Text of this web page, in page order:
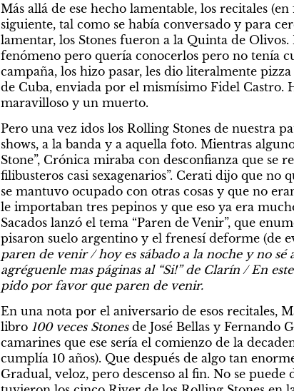
Más allá de ese hecho lamentable, los recitales
siguiente, tal como se había conversado y para
lamentar, los Stones fueron a la Quinta de
fenómeno pero quería conocerlos pero no tenía
campaña, los hizo pasar, les dio literalmente
de Cuba, enviada por el mismísimo Fidel Castro.
maravilloso y un muerto.
Pero una vez idos los Rolling Stones de nuestra
shows, a la banda y a aquella foto. Mientras
Stone”, Crónica miraba con desconfianza que se
filibusteros casi sexagenarios”. Cerati dijo que no
se mantuvo ocupado con otras cosas y que no
le importaban tres pepinos y que eso ya era
Sacados lanzó el tema “Paren de Venir”, que
pisaron suelo argentino y el frenesí deforme (de
paren de venir / hoy es sábado a la noche y no
agréguenle mas páginas al “Si!” de Clarín / En
pido por favor que paren de venir.
En una nota por el aniversario de esos recitales,
libro 100 veces Stones de José Bellas y Fernando
camarines que ese sería el comienzo de la
cumplía 10 años). Que después de algo tan
Gradual, veloz, pero descenso al fin. No se